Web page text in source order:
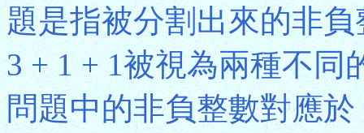
題是指被分割出來的非
3 + 1 + 1被視為兩種不
問題中的非負整數對應